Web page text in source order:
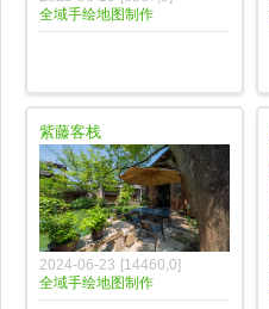
全域手绘地图制作
紫藤客栈
2024-06-23 [14460,0]
全域手绘地图制作